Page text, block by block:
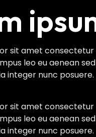
sit amet
leo eu aenean
integer nunc
sit amet
leo eu aenean
integer nunc